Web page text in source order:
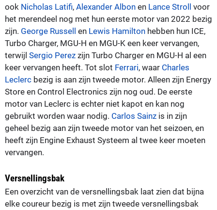
ook Nicholas Latifi, Alexander Albon en Lance Stroll voor
het merendeel nog met hun eerste motor van 2022 bezig
zijn. George Russell en Lewis Hamilton hebben hun ICE,
Turbo Charger, MGU-H en MGU-K een keer vervangen,
terwijl Sergio Perez zijn Turbo Charger en MGU-H al een
keer vervangen heeft. Tot slot Ferrari, waar Charles
Leclerc bezig is aan zijn tweede motor. Alleen zijn Energy
Store en Control Electronics zijn nog oud. De eerste
motor van Leclerc is echter niet kapot en kan nog
gebruikt worden waar nodig. Carlos Sainz is in zijn
geheel bezig aan zijn tweede motor van het seizoen, en
heeft zijn Engine Exhaust Systeem al twee keer moeten
vervangen.
Versnellingsbak
Een overzicht van de versnellingsbak laat zien dat bijna
elke coureur bezig is met zijn tweede versnellingsbak